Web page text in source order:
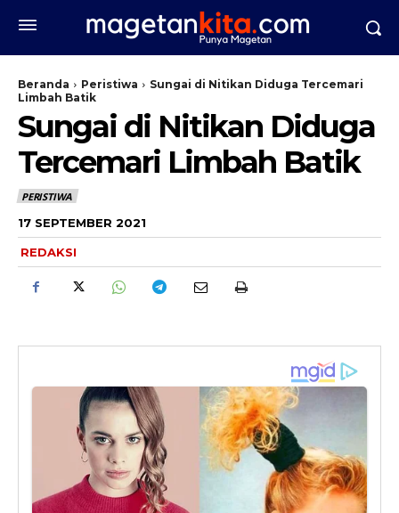
Beranda Peristiwa
Sungai di Nitikan Diduga Tercemari
Limbah Batik
Sungai di Nitikan Diduga
Tercemari Limbah Batik
PERISTIWA
17 SEPTEMBER 2021
REDAKSI